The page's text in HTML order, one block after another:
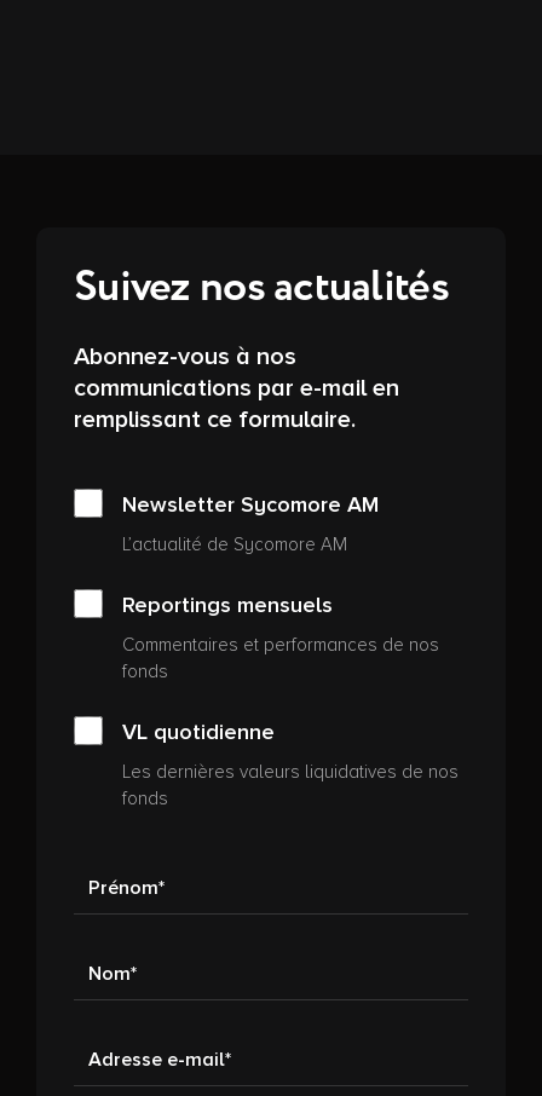
Suivez nos actualités
Abonnez-vous à nos
communications par e-mail en
remplissant ce formulaire.
Newsletter Sycomore AM
L’actualité de Sycomore AM
Reportings mensuels
Commentaires et performances de nos
fonds
VL quotidienne
Les dernières valeurs liquidatives de nos
fonds
Prénom